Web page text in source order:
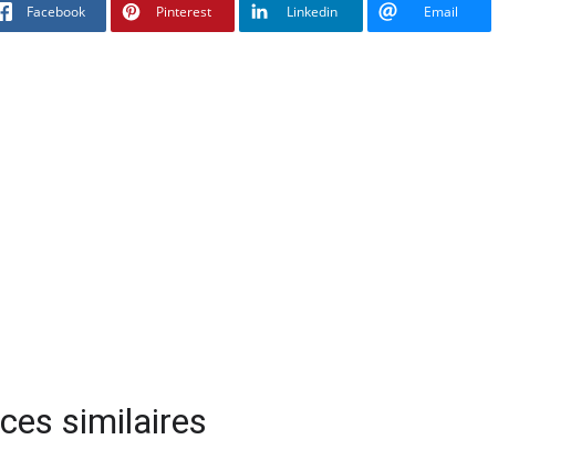
Facebook Pinterest Linkedin Email
similaires